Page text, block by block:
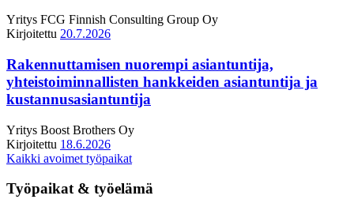
Yritys FCG Finnish Consulting Group Oy
Kirjoitettu 20.7.2026
Rakennuttamisen nuorempi asiantuntija,
yhteistoiminnallisten hankkeiden asiantuntija ja
kustannusasiantuntija
Yritys Boost Brothers Oy
Kirjoitettu 18.6.2026
Kaikki avoimet työpaikat
Työpaikat & työelämä